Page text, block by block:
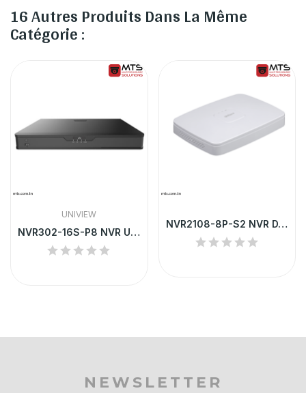
16 Autres Produits Dans La Même
Catégorie :
UNIVIEW
NVR302-16S-P8 NVR UNV 16-CH 2 SATA INTERFACE...
NVR2108-8P-S2 NVR DAHUA 8 CHANNEL SMART 1U 8...
NEWSLETTER